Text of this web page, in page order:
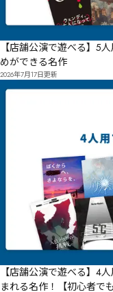
【店舗公演で遊べる】5
めができる名作
2026年7月17日更新
【店舗公演で遊べる】4
まれる名作！【初心者で